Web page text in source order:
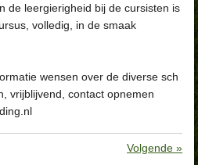
de leergierigheid bij de cursisten is
volledig, in de smaak
wensen over de diverse sch
vrijblijvend, contact opnemen
Volgende »